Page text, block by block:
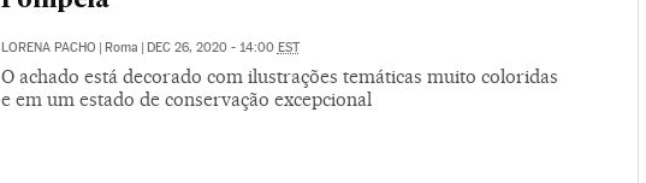
LORENA PACHO | Roma | DEC 26, 2020 - 14:00 EST
O achado está decorado com ilustrações temáticas muito coloridas
e em um estado de conservação excepcional